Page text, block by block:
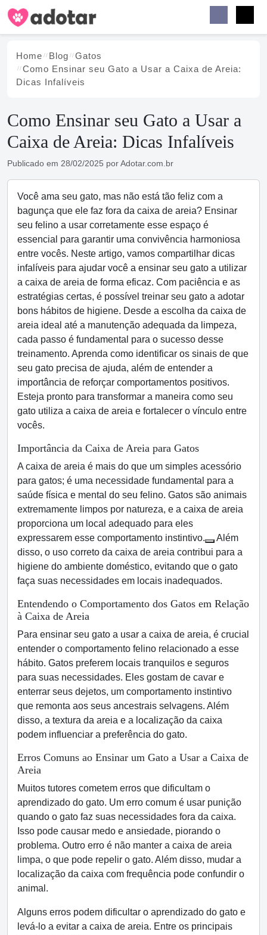
Home Blog
Gatos
Como Ensinar seu Gato a Usar a Caixa de Areia:
Dicas Infalíveis
Como Ensinar seu Gato a Usar a
Caixa de Areia: Dicas Infalíveis
Publicado em 28/02/2025 porAdotar.com.br
Você ama seu gato, mas não está tão feliz com a
bagunça que ele faz fora da caixa de areia? Ensinar
seu felino a usar corretamente esse espaço é
essencial para garantir uma convivência harmoniosa
entre vocês. Neste artigo, vamos compartilhar dicas
infalíveis para ajudar você a ensinar seu gato a utilizar
a caixa de areia de forma eficaz. Com paciência e as
estratégias certas, é possível treinar seu gato a adotar
bons hábitos de higiene. Desde a escolha da caixa de
areia ideal até a manutenção adequada da limpeza,
cada passo é fundamental para o sucesso desse
treinamento. Aprenda como identificar os sinais de que
seu gato precisa de ajuda, além de entender a
importância de reforçar comportamentos positivos.
Esteja pronto para transformar a maneira como seu
gato utiliza a caixa de areia e fortalecer o vínculo entre
vocês.
Importância da Caixa de Areia para Gatos
A caixa de areia é mais do que um simples acessório
para gatos; é uma necessidade fundamental para a
saúde física e mental do seu felino. Gatos são animais
extremamente limpos por natureza, e a caixa de areia
proporciona um local adequado para eles
expressarem esse comportamento instintivo.
Além
disso, o uso correto da caixa de areia contribui para a
higiene do ambiente doméstico, evitando que o gato
faça suas necessidades em locais inadequados.
Entendendo o Comportamento dos Gatos em Relação
à Caixa de Areia
Para ensinar seu gato a usar a caixa de areia, é crucial
entender o comportamento felino relacionado a esse
hábito. Gatos preferem locais tranquilos e seguros
para suas necessidades. Eles gostam de cavar e
enterrar seus dejetos, um comportamento instintivo
que remonta aos seus ancestrais selvagens. Além
disso, a textura da areia e a localização da caixa
podem influenciar a preferência do gato.
Erros Comuns ao Ensinar um Gato a Usar a Caixa de
Areia
Muitos tutores cometem erros que dificultam o
aprendizado do gato. Um erro comum é usar punição
quando o gato faz suas necessidades fora da caixa.
Isso pode causar medo e ansiedade, piorando o
problema. Outro erro é não manter a caixa de areia
limpa, o que pode repelir o gato. Além disso, mudar a
localização da caixa com frequência pode confundir o
animal.
Alguns erros podem dificultar o aprendizado do gato e
levá-lo a evitar a caixa de areia. Entre os principais